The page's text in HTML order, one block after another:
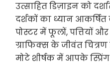
उत्साहित डिज़ाइन को
दर्शकों का ध्यान
पोस्टर में फूलों, पत्तियों
ग्राफिक्स के जीवंत
मोटे शीर्षक में आपके